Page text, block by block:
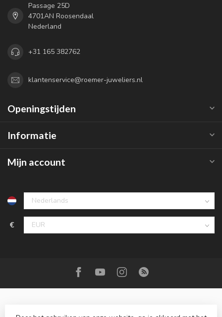
Passage 25D
4701AN Roosendaal
Nederland
+31 165 382762
klantenservice@roemer-juweliers.nl
Openingstijden
Informatie
Mijn account
€